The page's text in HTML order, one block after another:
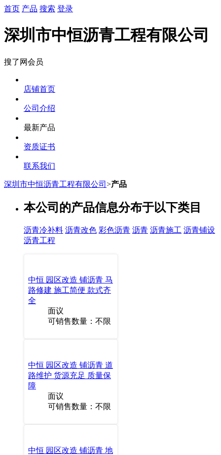
首页 产品 搜索 登录
深圳市中恒沥青工程有限公司
搜了网会员
店铺首页
公司介绍
最新产品
资质证书
联系我们
深圳市中恒沥青工程有限公司 >产品
本公司的产品信息分布于以下类目
沥青冷补料 沥青改色 彩色沥青 沥青 沥青施工 沥青铺设
沥青工程
中恒 园区改造 铺沥青 马
路修建 施工简便 款式齐
全
面议
可销售数量：不限
中恒 园区改造 铺沥青 道
路维护 货源充足 质量保
障
面议
可销售数量：不限
中恒 园区改造 铺沥青 地